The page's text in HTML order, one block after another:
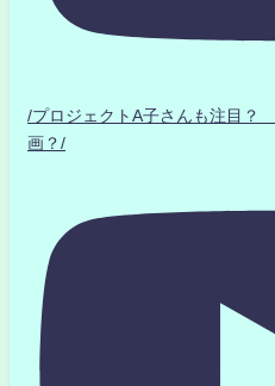
/プロジェクトA子さんも注目
画？/